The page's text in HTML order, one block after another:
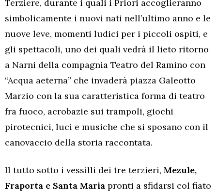
Terziere, durante i quali i Priori accoglieranno
simbolicamente i nuovi nati nell’ultimo anno e le
nuove leve, momenti ludici per i piccoli ospiti, e
gli spettacoli, uno dei quali vedrà il lieto ritorno
a Narni della compagnia Teatro del Ramino con
“Acqua aeterna” che invaderà piazza Galeotto
Marzio con la sua caratteristica forma di teatro
fra fuoco, acrobazie sui trampoli, giochi
pirotecnici, luci e musiche che si sposano con il
canovaccio della storia raccontata.
Il tutto sotto i vessilli dei tre terzieri, Mezule,
Fraporta e Santa Maria pronti a sfidarsi col fiato